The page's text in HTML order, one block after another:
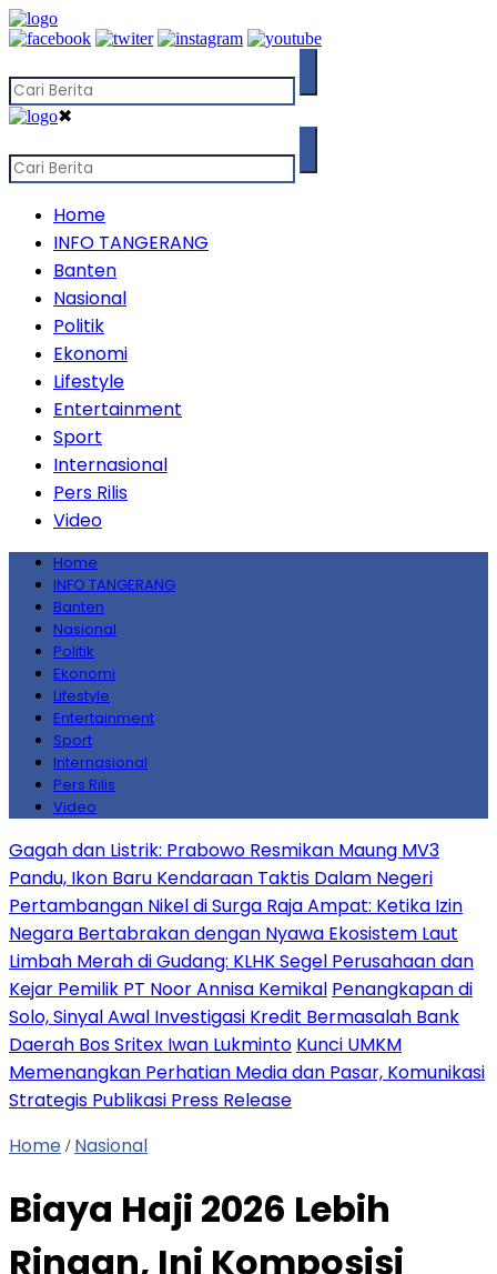
✖
Home
INFO TANGERANG
Banten
Nasional
Politik
Ekonomi
Lifestyle
Entertainment
Sport
Internasional
Pers Rilis
Video
Home
INFO TANGERANG
Banten
Nasional
Politik
Ekonomi
Lifestyle
Entertainment
Sport
Internasional
Pers Rilis
Video
Gagah dan Listrik: Prabowo Resmikan Maung MV3
Pandu, Ikon Baru Kendaraan Taktis Dalam Negeri
Pertambangan Nikel di Surga Raja Ampat: Ketika Izin
Negara Bertabrakan dengan Nyawa Ekosistem Laut
Limbah Merah di Gudang: KLHK Segel Perusahaan dan
Kejar Pemilik PT Noor Annisa Kemikal Penangkapan di
Solo, Sinyal Awal Investigasi Kredit Bermasalah Bank
Daerah Bos Sritex Iwan Lukminto Kunci UMKM
Memenangkan Perhatian Media dan Pasar, Komunikasi
Strategis Publikasi Press Release
Home / Nasional
Biaya Haji 2026 Lebih
Ringan, Ini Komposisi